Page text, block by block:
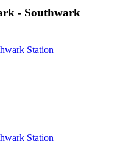
- Southwark
Station
Station